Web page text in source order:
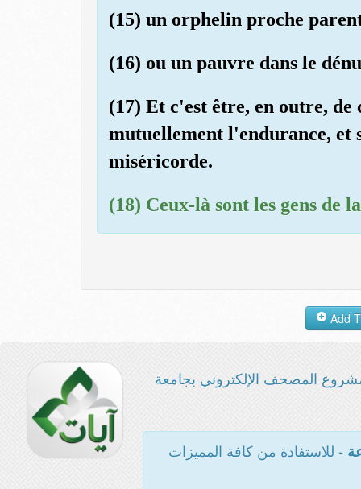
(15) un orphelin proche
(16) ou un pauvre dans le
(17) Et c'est être, en outre,
mutuellement l'endurance, et
miséricorde.
(18) Ceux-là sont les gens de
المصحف الإلكتروني بجامعة
- للاستفادة من كافة المميزات